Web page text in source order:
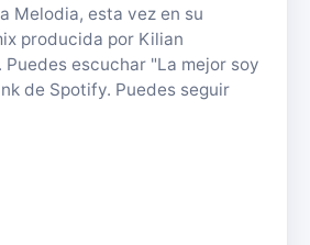
Melodia, esta vez en su
producida por Kilian
Puedes escuchar "La mejor soy
de Spotify. Puedes seguir